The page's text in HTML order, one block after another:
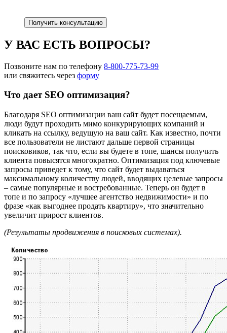
Получить консультацию
У ВАС ЕСТЬ ВОПРОСЫ?
Позвоните нам по телефону 8-800-775-73-99
или свяжитесь через форму
Что дает SEO оптимизация?
Благодаря SEO оптимизации ваш сайт будет посещаемым,
люди будут проходить мимо конкурирующих компаний и
кликать на ссылку, ведущую на ваш сайт. Как известно, почти
все пользователи не листают дальше первой страницы
поисковиков, так что, если вы будете в топе, шансы получить
клиента повысятся многократно. Оптимизация под ключевые
запросы приведет к тому, что сайт будет выдаваться
максимальному количеству людей, вводящих целевые запросы
– самые популярные и востребованные. Теперь он будет в
топе и по запросу «лучшее агентство недвижимости» и по
фразе «как выгоднее продать квартиру», что значительно
увеличит прирост клиентов.
(Результаты продвижения в поисковых системах).